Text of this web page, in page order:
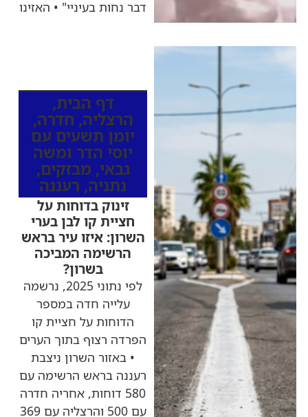
דבר נחות בעיניי" • האזינו
דף הבית,
הרצליה, חדרה,
יומן תשעים עם
יוסי הדר ומשה
גבאי, מבזקים,
נתניה, רעננה
זינוק בדוחות על
חציית קו לבן בערי
השרון: איזו עיר בראש
הרשימה המביכה
בשרון?
לפי נתוני 2025, נרשמה
עלייה חדה במספר
הדוחות על חציית קו
הפרדה רצוף בתוך הערים
• באזור השרון ניצבת
רעננה בראש הרשימה עם
580 דוחות, אחריה חדרה
עם 500 והרצליה עם 369